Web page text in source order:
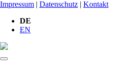
Impressum | Datenschutz | Kontakt
DE
EN